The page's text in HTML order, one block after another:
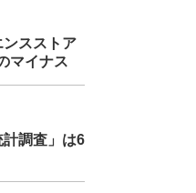
スストア
マイナス
調査」は6